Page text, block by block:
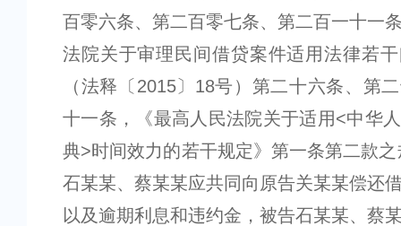
百零六条、第二百零七条、第二百一十一
法院关于审理民间借贷案件适用法律若
（法释〔2015〕18号）第二十六条、第
十一条，《最高人民法院关于适用<中华
典>时间效力的若干规定》第一条第二款
石某某、蔡某某应共同向原告关某某偿还
以及逾期利息和违约金，被告石某某、蔡